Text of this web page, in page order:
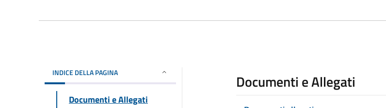
INDICE DELLA PAGINA
Documenti e Allegati
Documenti e Allegati